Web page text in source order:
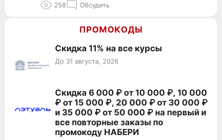
258 Обсудить
ПРОМОКОДЫ
Скидка 11% на все курсы
До 31 августа, 2026
Скидка 6 000 ₽ от 10 000 ₽, 10 000
₽ от 15 000 ₽, 20 000 ₽ от 30 000 ₽
и 35 000 ₽ от 50 000 ₽ на первый и
все повторные заказы по
промокоду НАБЕРИ